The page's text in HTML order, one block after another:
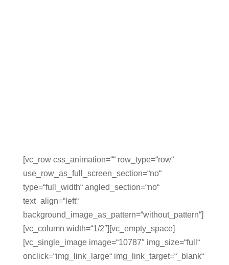
[vc_row css_animation=““ row_type=“row“
use_row_as_full_screen_section=“no“
type=“full_width“ angled_section=“no“
text_align=“left“
background_image_as_pattern=“without_pattern“]
[vc_column width=“1/2″][vc_empty_space]
[vc_single_image image=“10787″ img_size=“full“
onclick=“img_link_large“ img_link_target=“_blank“